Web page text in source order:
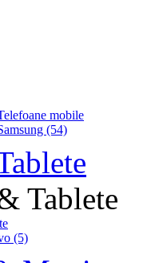
mobile
(54)
Tablete
(5)